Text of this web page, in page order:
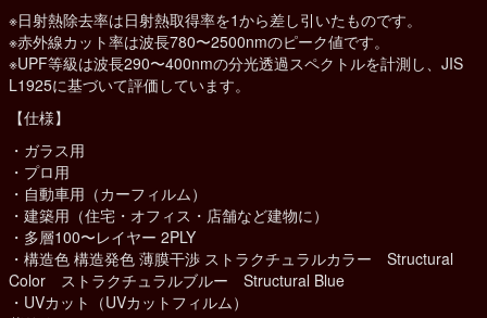
※日射熱除去率は日射熱取得率を1から差し引いたものです。
※赤外線カット率は波長780〜2500nmのピーク値です。
※UPF等級は波長290〜400nmの分光透過スペクトルを計測し、JIS
L1925に基づいて評価しています。
【仕様】
・ガラス用
・プロ用
・自動車用（カーフィルム）
・建築用（住宅・オフィス・店舗など建物に）
・多層100〜レイヤー 2PLY
・構造色 構造発色 薄膜干渉 ストラクチュラルカラー Structural
Color ストラクチュラルブルー Structural Blue
・UVカット（UVカットフィルム）